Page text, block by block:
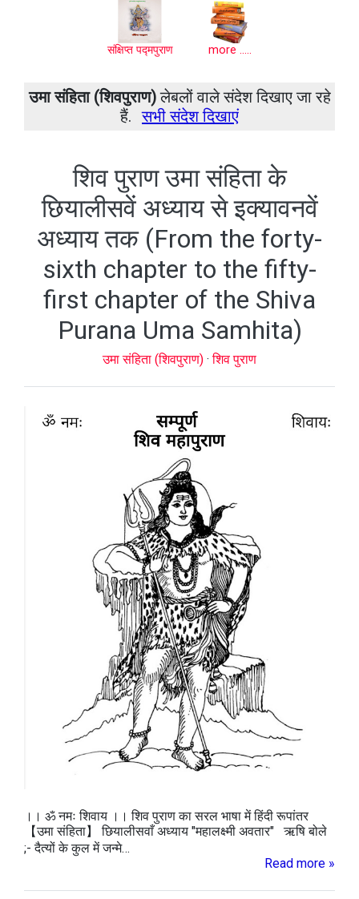
संक्षिप्त पद्मपुराण more .....
उमा संहिता (शिवपुराण)लेबलों वाले संदेश दिखाए जा रहे
हैं. सभी संदेश दिखाएं
शिव पुराण उमा संहिता के
छियालीसवें अध्याय से इक्यावनवें
अध्याय तक (From the forty-
sixth chapter to the fifty-
first chapter of the Shiva
Purana Uma Samhita)
उमा संहिता (शिवपुराण) ·शिव पुराण
।। ॐ नमः शिवाय ।। शिव पुराण का सरल भाषा में हिंदी रूपांतर
【उमा संहिता】 छियालीसवाँ अध्याय "महालक्ष्मी अवतार" ऋषि बोले
;- दैत्यों के कुल में जन्मे…
Read more »